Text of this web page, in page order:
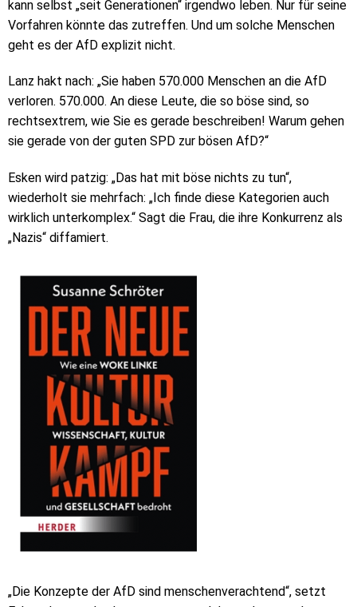
kann selbst „seit Generationen“ irgendwo leben. Nur für seine
Vorfahren könnte das zutreffen. Und um solche Menschen
geht es der AfD explizit nicht.
Lanz hakt nach: „Sie haben 570.000 Menschen an die AfD
verloren. 570.000. An diese Leute, die so böse sind, so
rechtsextrem, wie Sie es gerade beschreiben! Warum gehen
sie gerade von der guten SPD zur bösen AfD?“
Esken wird patzig: „Das hat mit böse nichts zu tun“,
wiederholt sie mehrfach: „Ich finde diese Kategorien auch
wirklich unterkomplex.“ Sagt die Frau, die ihre Konkurrenz als
„Nazis“ diffamiert.
„Die Konzepte der AfD sind menschenverachtend“, setzt